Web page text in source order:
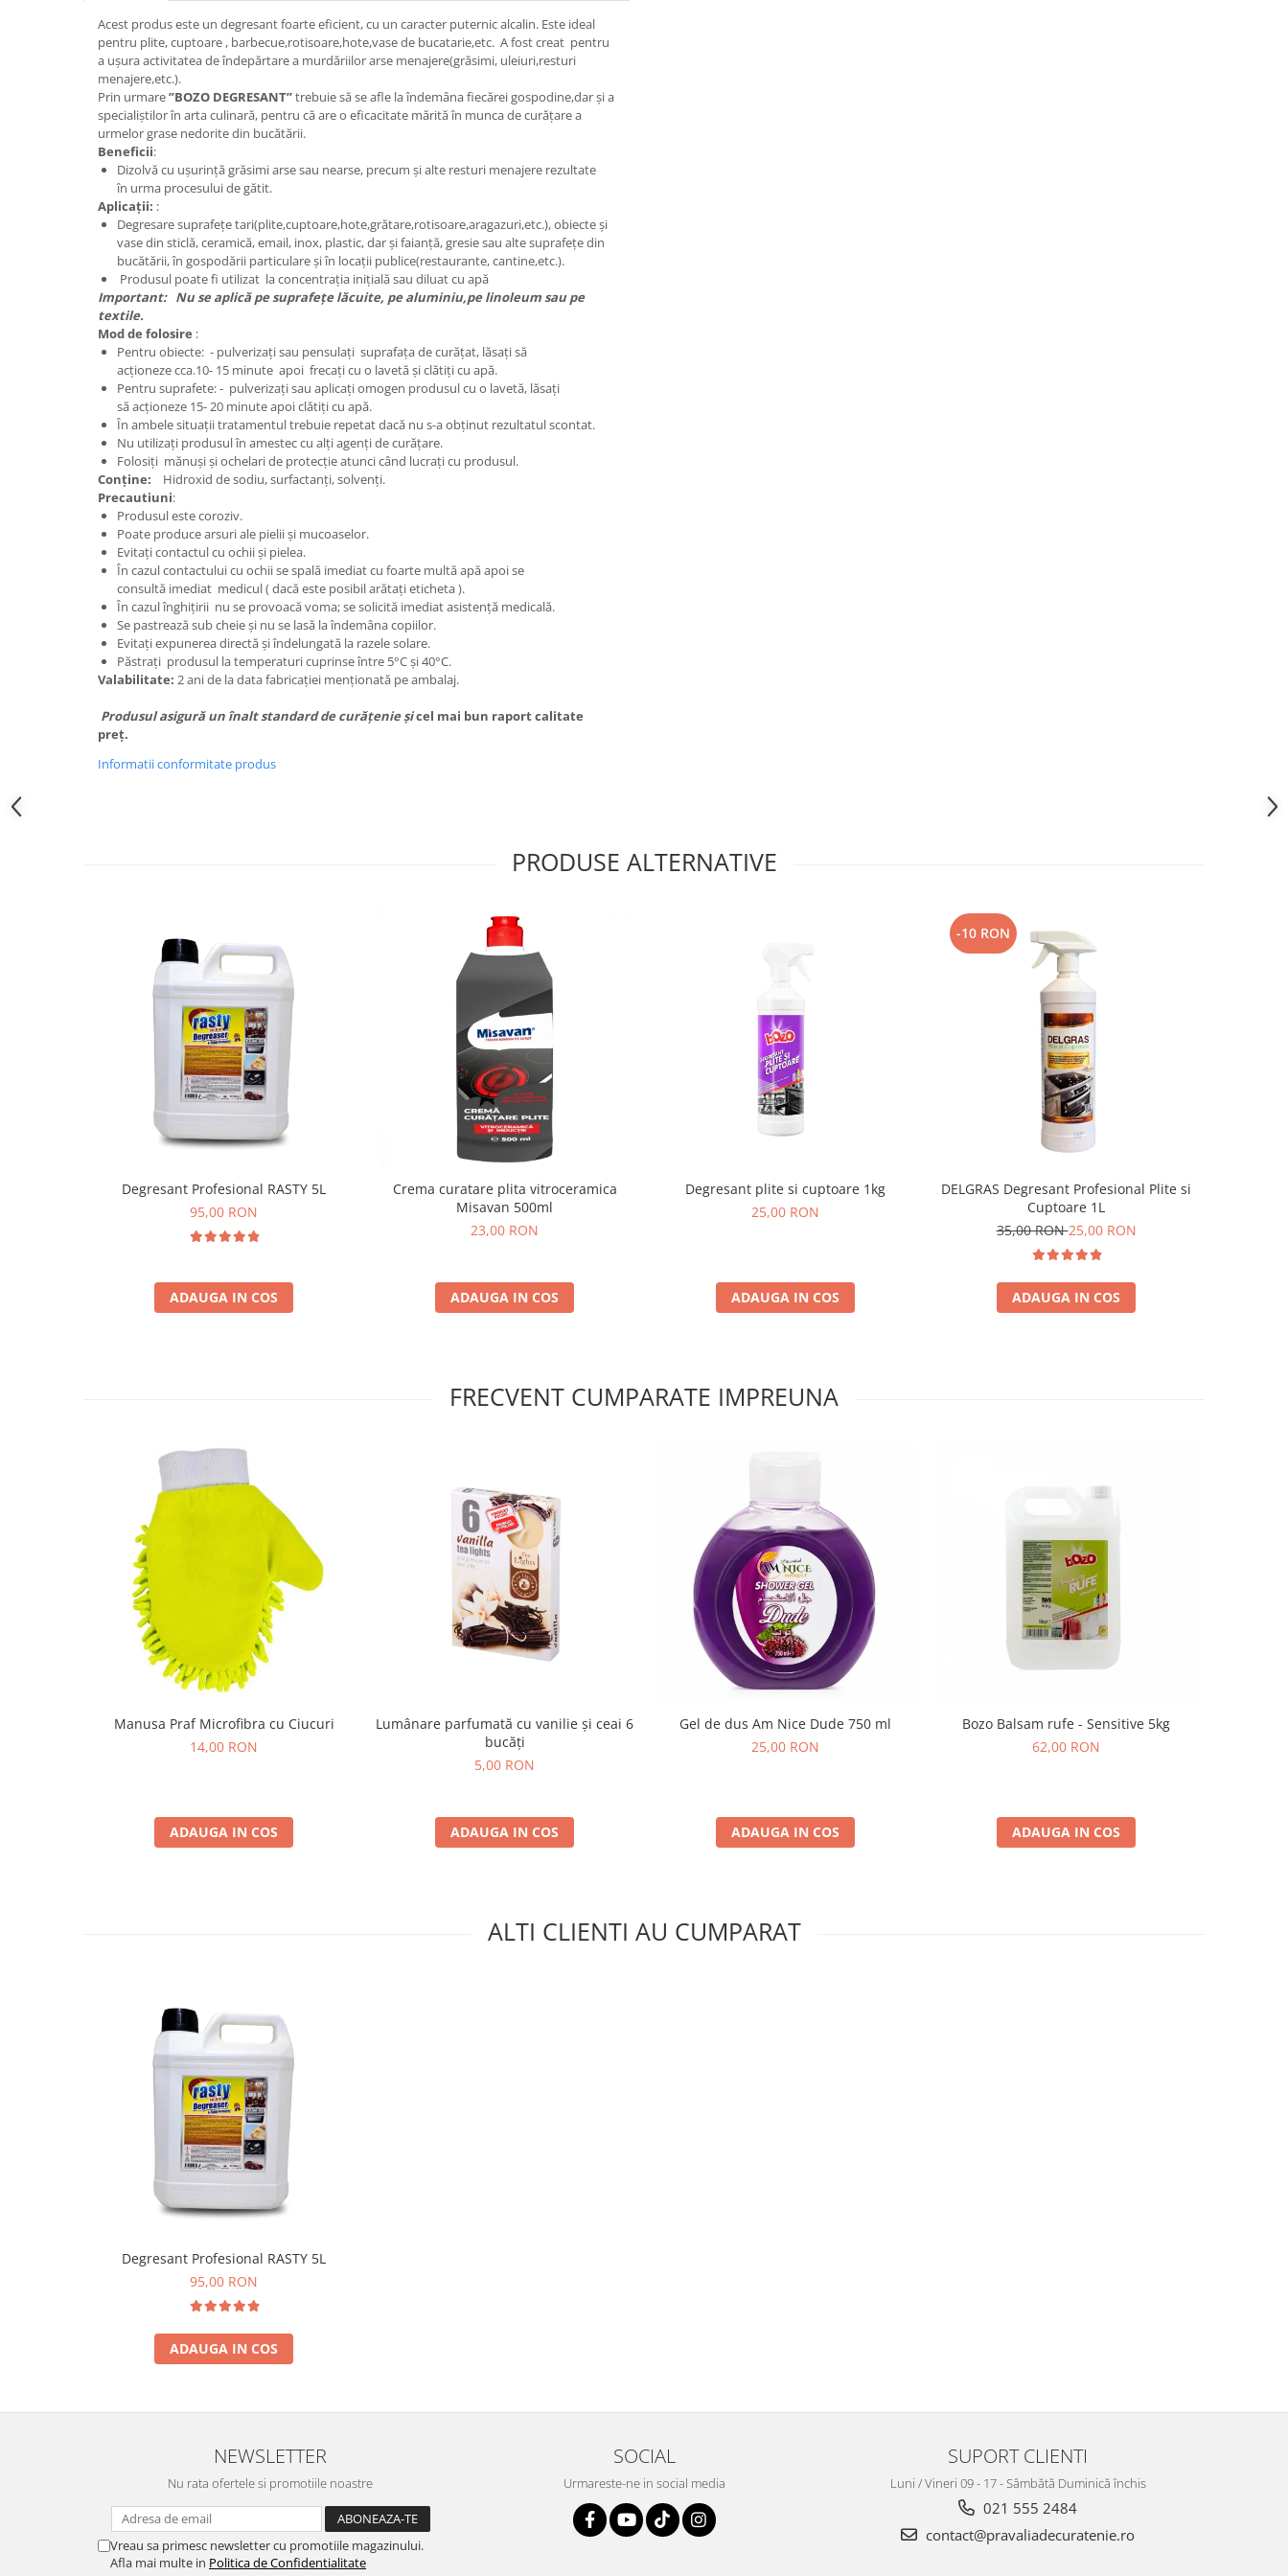
Produse incontinenta
Servetele Umede
Acest produs este un degresant foarte eficient, cu un caracter puternic alcalin. Este ideal
pentru plite, cuptoare , barbecue,rotisoare,hote,vase de bucatarie,etc. A fost creat pentru
a ușura activitatea de îndepărtare a murdăriilor arse menajere(grăsimi, uleiuri,resturi
menajere,etc.).
Prin urmare”BOZO DEGRESANT”trebuie să se afle la îndemâna fiecărei gospodine,dar și a
specialiștilor în arta culinară, pentru că are o eficacitate mărită în munca de curățare a
urmelor grase nedorite din bucătării.
Beneficii:
Dizolvă cu ușurință grăsimi arse sau nearse, precum și alte resturi menajere rezultate
în urma procesului de gătit.
Aplicații: :
Degresare suprafețe tari(plite,cuptoare,hote,grătare,rotisoare,aragazuri,etc.), obiecte și
vase din sticlă, ceramică, email, inox, plastic, dar și faianță, gresie sau alte suprafețe din
bucătării, în gospodării particulare și în locații publice(restaurante, cantine,etc.).
Produsul poate fi utilizat la concentrația inițială sau diluat cu apă
Important: Nu se aplică pe suprafețe lăcuite, pe aluminiu,pe linoleum sau pe
textile.
Mod de folosire :
Pentru obiecte: - pulverizați sau pensulați suprafața de curățat, lăsați să
acționeze cca.10- 15 minute apoi frecați cu o lavetă și clătiți cu apă.
Pentru suprafete: - pulverizați sau aplicați omogen produsul cu o lavetă, lăsați
să acționeze 15- 20 minute apoi clătiți cu apă.
În ambele situații tratamentul trebuie repetat dacă nu s-a obținut rezultatul scontat.
Nu utilizați produsul în amestec cu alți agenți de curățare.
Folosiți mănuși și ochelari de protecție atunci când lucrați cu produsul.
Conține: Hidroxid de sodiu, surfactanți, solvenți.
Precautiuni:
Produsul este coroziv.
Poate produce arsuri ale pielii şi mucoaselor.
Evitaţi contactul cu ochii şi pielea.
În cazul contactului cu ochii se spală imediat cu foarte multă apă apoi se
consultă imediat medicul ( dacă este posibil arătați eticheta ).
În cazul înghițirii nu se provoacă voma; se solicită imediat asistență medicală.
Se pastrează sub cheie și nu se lasă la îndemâna copiilor.
Evitați expunerea directă și îndelungată la razele solare.
Păstrați produsul la temperaturi cuprinse între 5°C și 40°C.
Valabilitate: 2 ani de la data fabricației menționată pe ambalaj.
Produsul asigură un înalt standard de curățenieșicel mai bun raport calitate
preț.
Informatii conformitate produs
PRODUSE ALTERNATIVE
Degresant Profesional RASTY 5L
95,00 RON
ADAUGA IN COS
Crema curatare plita vitroceramica
Misavan 500ml
23,00 RON
ADAUGA IN COS
Degresant plite si cuptoare 1kg
25,00 RON
ADAUGA IN COS
-10 RON
DELGRAS Degresant Profesional Plite si
Cuptoare 1L
35,00 RON25,00 RON
ADAUGA IN COS
FRECVENT CUMPARATE IMPREUNA
Manusa Praf Microfibra cu Ciucuri
14,00 RON
ADAUGA IN COS
Lumânare parfumată cu vanilie și ceai 6
bucăți
5,00 RON
ADAUGA IN COS
Gel de dus Am Nice Dude 750 ml
25,00 RON
ADAUGA IN COS
Bozo Balsam rufe - Sensitive 5kg
62,00 RON
ADAUGA IN COS
ALTI CLIENTI AU CUMPARAT
Degresant Profesional RASTY 5L
95,00 RON
ADAUGA IN COS
NEWSLETTER
Nu rata ofertele si promotiile noastre
Vreau sa primesc newsletter cu promotiile magazinului.
Afla mai multe in Politica de Confidentialitate
SOCIAL
Urmareste-ne in social media
SUPORT CLIENTI
Luni / Vineri 09 - 17 - Sâmbătă Duminică închis
021 555 2484
contact@pravaliadecuratenie.ro